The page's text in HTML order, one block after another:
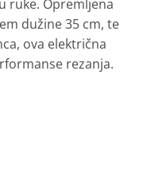
ruke. Opremljena
dužine 35 cm, te
ova električna
rezanja.